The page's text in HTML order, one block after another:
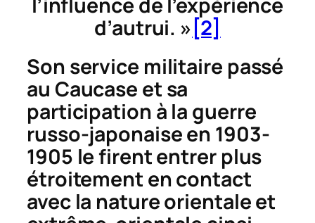
d’autrui. » [2]
Son service militaire passé
au Caucase et sa
participation à la guerre
russo-japonaise en 1903-
1905 le firent entrer plus
étroitement en contact
avec la nature orientale et